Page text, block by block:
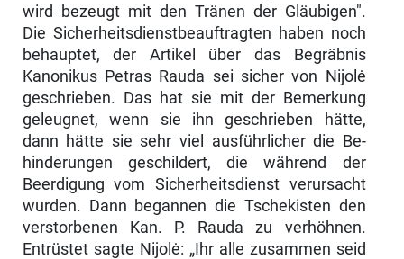
wird bezeugt mit den Tränen der Gläubigen".
Die Sicherheitsdienstbeauftragten haben noch
behauptet, der Artikel über das Begräbnis
Kanonikus Petras Rauda sei sicher von Nijolė
geschrieben. Das hat sie mit der Bemerkung
geleugnet, wenn sie ihn geschrieben hätte,
dann hätte sie sehr viel ausführlicher die Be­
hinderungen geschildert, die während der
Beerdigung vom Sicherheitsdienst verursacht
wurden. Dann begannen die Tschekisten den
verstorbenen Kan. P. Rauda zu verhöhnen.
Entrüstet sagte Nijolė: „Ihr alle zusammen seid